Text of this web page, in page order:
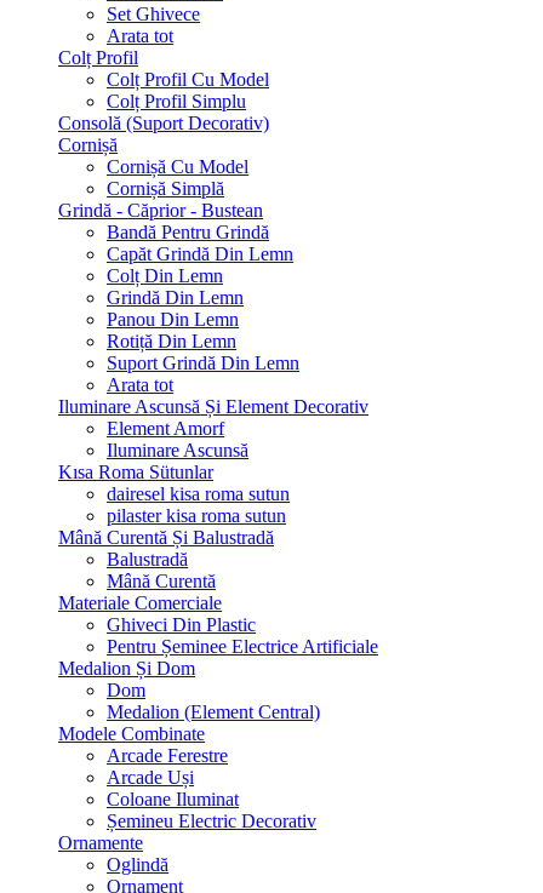
Set Ghivece
Arata tot
Colț Profil
Colț Profil Cu Model
Colț Profil Simplu
Consolă (Suport Decorativ)
Cornișă
Cornișă Cu Model
Cornișă Simplă
Grindă - Căprior - Bustean
Bandă Pentru Grindă
Capăt Grindă Din Lemn
Colț Din Lemn
Grindă Din Lemn
Panou Din Lemn
Rotiță Din Lemn
Suport Grindă Din Lemn
Arata tot
Iluminare Ascunsă Și Element Decorativ
Element Amorf
Iluminare Ascunsă
Kısa Roma Sütunlar
dairesel kisa roma sutun
pilaster kisa roma sutun
Mână Curentă Și Balustradă
Balustradă
Mână Curentă
Materiale Comerciale
Ghiveci Din Plastic
Pentru Șeminee Electrice Artificiale
Medalion Și Dom
Dom
Medalion (Element Central)
Modele Combinate
Arcade Ferestre
Arcade Uși
Coloane Iluminat
Șemineu Electric Decorativ
Ornamente
Oglindă
Ornament